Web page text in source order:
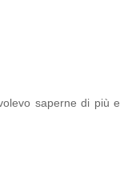
saperne di più e